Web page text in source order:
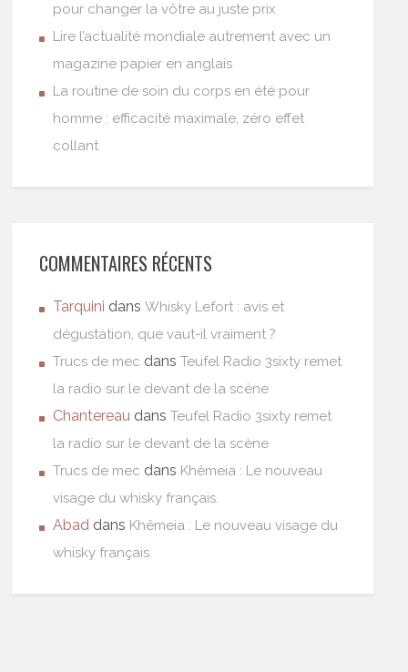
pour changer la vôtre au juste prix
Lire l’actualité mondiale autrement avec un
magazine papier en anglais
La routine de soin du corps en été pour
homme : efficacité maximale, zéro effet
collant
COMMENTAIRES RÉCENTS
Tarquini dansWhisky Lefort : avis et
dégustation, que vaut-il vraiment ?
Trucs de mec dansTeufel Radio 3sixty remet
la radio sur le devant de la scène
Chantereau dansTeufel Radio 3sixty remet
la radio sur le devant de la scène
Trucs de mec dans Khêmeia : Le nouveau
visage du whisky français.
Abad dans Khêmeia : Le nouveau visage du
whisky français.